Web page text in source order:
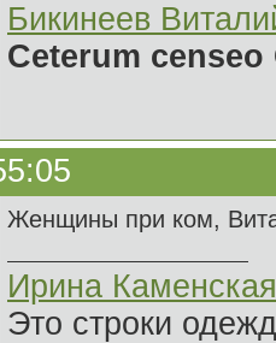
Бикинеев
Ceterum
Женщины при ком,
Ирина Каменская
Это строки